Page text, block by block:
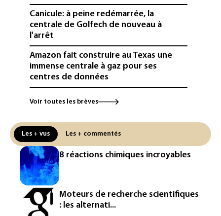
Canicule: à peine redémarrée, la
centrale de Golfech de nouveau à
l'arrêt
Amazon fait construire au Texas une
immense centrale à gaz pour ses
centres de données
L'UE demande à Meta et TikTok de
Ceuta
L'Europe se prépare à une baisse de la
production d'électricité lors de l'éclipse
solaire
La métropole de Rouen porte plainte
contre BASF pour pollution aux PFAS
Voir toutes les brèves
Les + vus Les + commentés
8 réactions chimiques incroyables
Moteurs de recherche scientifiques
: les alternati...